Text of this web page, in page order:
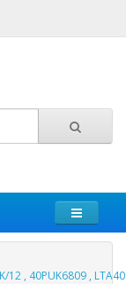
12 , 40PUK6809 ,